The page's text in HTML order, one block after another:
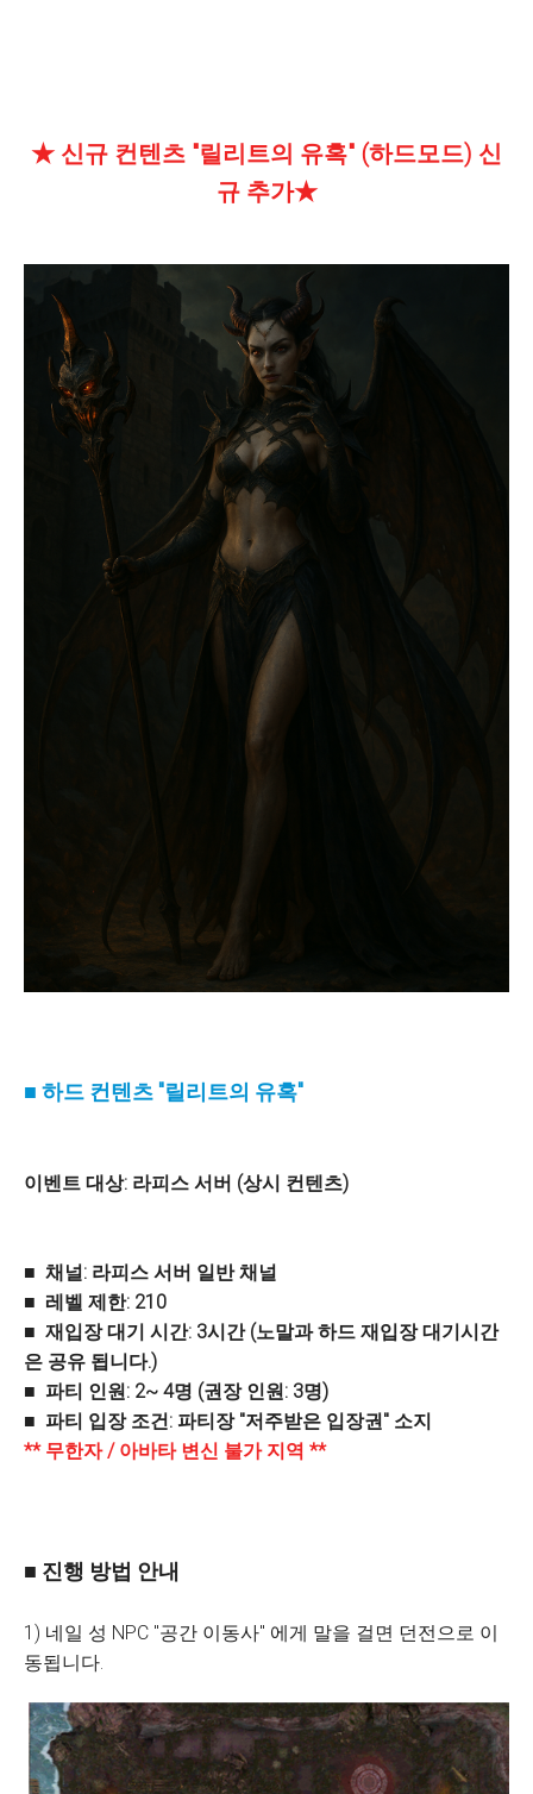
★ 신규 컨텐츠 "릴리트의 유혹" (하드모드) 신
규 추가★
■ 하드 컨텐츠 "릴리트의 유혹"
이벤트 대상: 라피스 서버 (상시 컨텐츠)
■ 채널: 라피스 서버 일반 채널
■ 레벨 제한: 210
■ 재입장 대기 시간: 3시간 (노말과 하드 재입장 대기시간
은 공유 됩니다.)
■ 파티 인원: 2~ 4명 (권장 인원: 3명)
■ 파티 입장 조건: 파티장 "저주받은 입장권" 소지
** 무한자 / 아바타 변신 불가 지역 **
■ 진행 방법 안내
1) 네일 성 NPC "공간 이동사" 에게 말을 걸면 던전으로 이
동됩니다.